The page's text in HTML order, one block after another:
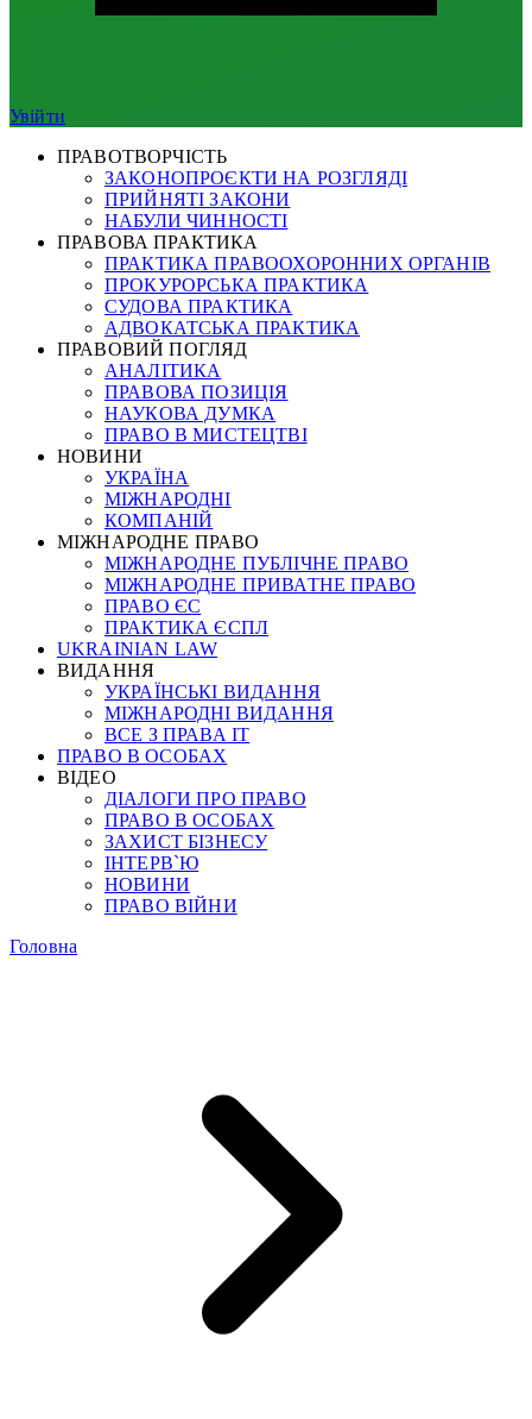
Увійти
ПРАВОТВОРЧІСТЬ
ЗАКОНОПРОЄКТИ НА РОЗГЛЯДІ
ПРИЙНЯТІ ЗАКОНИ
НАБУЛИ ЧИННОСТІ
ПРАВОВА ПРАКТИКА
ПРАКТИКА ПРАВООХОРОННИХ ОРГАНІВ
ПРОКУРОРСЬКА ПРАКТИКА
СУДОВА ПРАКТИКА
АДВОКАТСЬКА ПРАКТИКА
ПРАВОВИЙ ПОГЛЯД
АНАЛІТИКА
ПРАВОВА ПОЗИЦІЯ
НАУКОВА ДУМКА
ПРАВО В МИСТЕЦТВІ
НОВИНИ
УКРАЇНА
МІЖНАРОДНІ
КОМПАНІЙ
МІЖНАРОДНЕ ПРАВО
МІЖНАРОДНЕ ПУБЛІЧНЕ ПРАВО
МІЖНАРОДНЕ ПРИВАТНЕ ПРАВО
ПРАВО ЄС
ПРАКТИКА ЄСПЛ
UKRAINIAN LAW
ВИДАННЯ
УКРАЇНСЬКІ ВИДАННЯ
МІЖНАРОДНІ ВИДАННЯ
ВСЕ З ПРАВА ІТ
ПРАВО В ОСОБАХ
ВІДЕО
ДІАЛОГИ ПРО ПРАВО
ПРАВО В ОСОБАХ
ЗАХИСТ БІЗНЕСУ
ІНТЕРВ`Ю
НОВИНИ
ПРАВО ВІЙНИ
Головна